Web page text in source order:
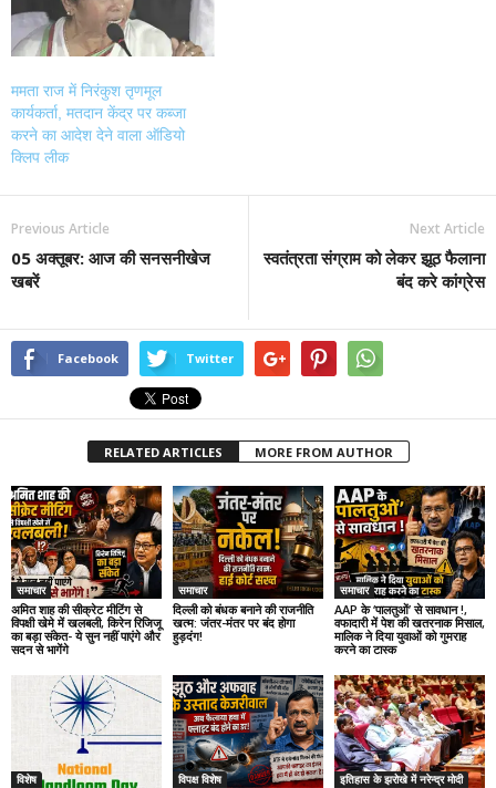
ममता राज में निरंकुश तृणमूल
कार्यकर्ता, मतदान केंद्र पर कब्जा
करने का आदेश देने वाला ऑडियो
क्लिप लीक
Previous Article
05 अक्तूबर: आज की सनसनीखेज
खबरें
Next Article
स्वतंत्रता संग्राम को लेकर झूठ फैलाना
बंद करे कांग्रेस
Facebook Twitter
RELATED ARTICLES MORE FROM AUTHOR
समाचार
अमित शाह की सीक्रेट मीटिंग से
विपक्षी खेमे में खलबली, किरेन रिजिजू
का बड़ा संकेत- ये सुन नहीं पाएंगे और
सदन से भागेंगे
समाचार
दिल्ली को बंधक बनाने की राजनीति
खत्म: जंतर-मंतर पर बंद होगा
हुड़दंग!
समाचार
AAP के ‘पालतुओं’ से सावधान !,
वफादारी में पेश की खतरनाक मिसाल,
मालिक ने दिया युवाओं को गुमराह
करने का टास्क
विशेष विपक्ष विशेष इतिहास के झरोखे में नरेन्द्र मोदी